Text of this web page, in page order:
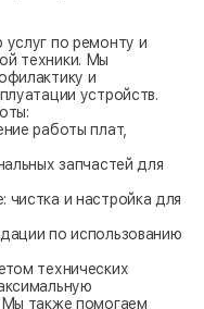
по ремонту и
техники. Мы
и
устройств.
работы плат,
запчастей для
чистка и настройка для
по использованию
технических
Мы также помогаем